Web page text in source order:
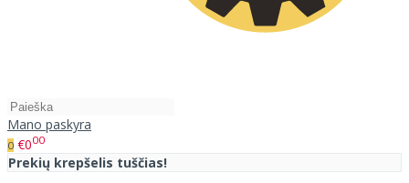
Mano paskyra
0 €000
Prekių krepšelis tuščias!